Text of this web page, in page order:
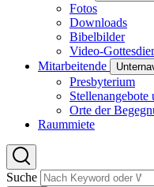
Fotos
Downloads
Bibelbilder
Video-
Mitarbeitende
Presbyterium
Stellenangebote
Orte der
Raummiete
Suche